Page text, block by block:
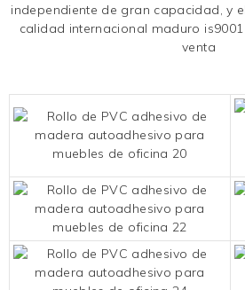
independiente de gran capacidad, y
calidad internacional maduro
venta